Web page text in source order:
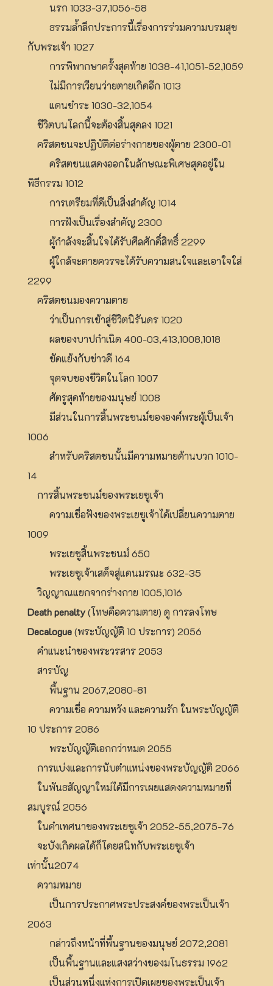
นรก 1033-37,1056-58
ธรรมล้ำลึกประการนี้เรื่องการร่วมความบรมสุข
กับพระเจ้า 1027
การพิพากษาครั้งสุดท้าย 1038-41,1051-52,1059
ไม่มีการเวียนว่ายตายเกิดอีก 1013
แดนชำระ 1030-32,1054
ชีวิตบนโลกนี้จะต้องสิ้นสุดลง 1021
คริสตชนจะปฏิบัติต่อร่างกายของผู้ตาย 2300-01
คริสตชนแสดงออกในลักษณะพิเศษสุดอยู่ใน
พิธีกรรม 1012
การเตรียมที่ดีเป็นสิ่งสำคัญ 1014
การฝังเป็นเรื่องสำคัญ 2300
ผู้กำลังจะสิ้นใจได้รับศีลศักดิ์สิทธิ์ 2299
ผู้ใกล้จะตายควรจะได้รับความสนใจและเอาใจใส่
2299
คริสตชนมองความตาย
ว่าเป็นการเข้าสู่ชีวิตนิรันดร 1020
ผลของบาปกำเนิด 400-03,413,1008,1018
ขัดแย้งกับข่าวดี 164
จุดจบของชีวิตในโลก 1007
ศัตรูสุดท้ายของมนุษย์ 1008
มีส่วนในการสิ้นพระชนม์ขององค์พระผู้เป็นเจ้า
1006
สำหรับคริสตชนนั้นมีความหมายด้านบวก 1010-
14
การสิ้นพระชนม์ของพระเยซูเจ้า
ความเชื่อฟังของพระเยซูเจ้าได้เปลี่ยนความตาย
1009
พระเยซูสิ้นพระชนม์ 650
พระเยซูเจ้าเสด็จสู่แดนมรณะ 632-35
วิญญาณแยกจากร่างกาย 1005,1016
Death penalty(โทษคือความตาย) ดู การลงโทษ
Decalogue(พระบัญญัติ 10 ประการ) 2056
คำแนะนำของพระวรสาร 2053
สารบัญ
พื้นฐาน 2067,2080-81
ความเชื่อ ความหวัง และความรัก ในพระบัญญัติ
10 ประการ 2086
พระบัญญัติเอกกว่าหมด 2055
การแบ่งและการนับตำแหน่งของพระบัญญัติ 2066
ในพันธสัญญาใหม่ได้มีการเผยแสดงความหมายที่
สมบูรณ์ 2056
ในคำเทศนาของพระเยซูเจ้า 2052-55,2075-76
จะบังเกิดผลได้ก็โดยสนิทกับพระเยซูเจ้า
เท่านั้น2074
ความหมาย
เป็นการประกาศพระประสงค์ของพระเป็นเจ้า
2063
กล่าวถึงหน้าที่พื้นฐานของมนุษย์ 2072,2081
เป็นพื้นฐานและแสงสว่างของมโนธรรม 1962
เป็นส่วนหนึ่งแห่งการเปิดเผยของพระเป็นเจ้า